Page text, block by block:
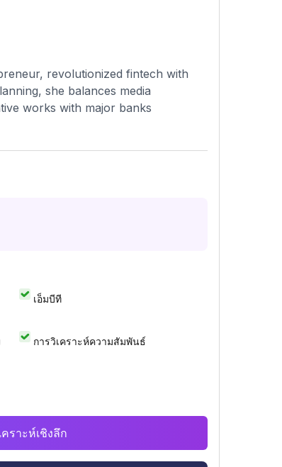
revolutionized fintech with
she balances media
works with major banks
เอ็มบีที
การวิเคราะห์ความสัมพันธ์
ราะห์เชิงลึก